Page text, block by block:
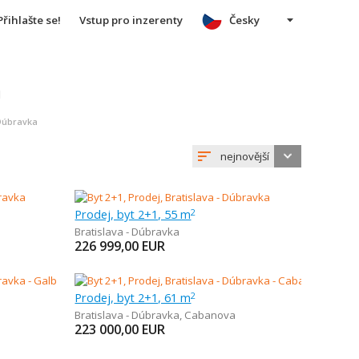
se! Vstup pro inzerenty Česky
nejnovější
Prodej, byt 2+1, 55 m2
Bratislava - Dúbravka
226 999,00 EUR
Prodej, byt 2+1, 61 m2
Bratislava - Dúbravka, Cabanova
223 000,00 EUR